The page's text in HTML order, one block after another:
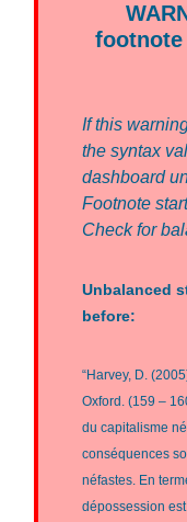
If this
the syntax
dashboard
Footnote
Check for
Unbalanced
before:
“Harvey, D.
Oxford. (159 –
du capitalisme
conséquences
néfastes. En
dépossession